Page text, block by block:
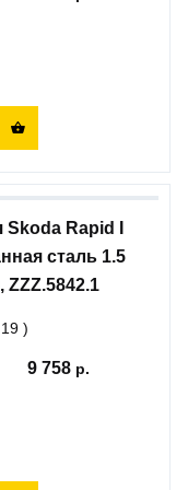

Rapid I
сталь 1.5
)
9 758